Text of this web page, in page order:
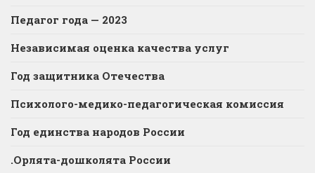
Педагог года — 2023
Независимая оценка качества услуг
Год защитника Отечества
Психолого-медико-педагогическая комиссия
Год единства народов России
.Орлята-дошколята России